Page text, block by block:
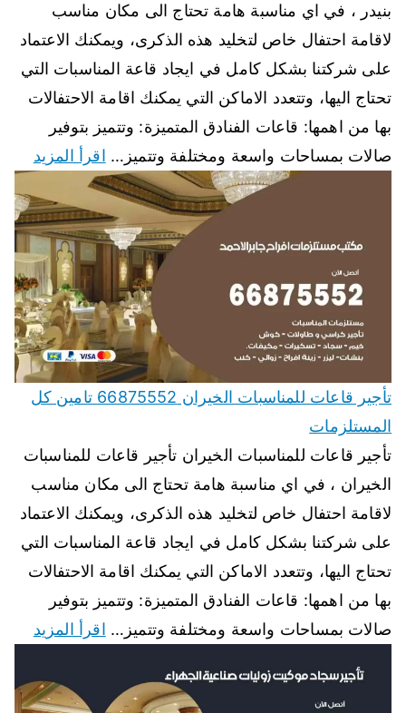
بنيدر ، في اي مناسبة هامة تحتاج الى مكان مناسب
لاقامة احتفال خاص لتخليد هذه الذكرى، ويمكنك الاعتماد
على شركتنا بشكل كامل في ايجاد قاعة المناسبات التي
تحتاج اليها، وتتعدد الاماكن التي يمكنك اقامة الاحتفالات
بها من اهمها: قاعات الفنادق المتميزة: وتتميز بتوفير
صالات بمساحات واسعة ومختلفة وتتميز… اقرأ المزيد
تأجير قاعات للمناسبات الخيران 66875552 تامين كل
المستلزمات
تأجير قاعات للمناسبات الخيران تأجير قاعات للمناسبات
الخيران ، في اي مناسبة هامة تحتاج الى مكان مناسب
لاقامة احتفال خاص لتخليد هذه الذكرى، ويمكنك الاعتماد
على شركتنا بشكل كامل في ايجاد قاعة المناسبات التي
تحتاج اليها، وتتعدد الاماكن التي يمكنك اقامة الاحتفالات
بها من اهمها: قاعات الفنادق المتميزة: وتتميز بتوفير
صالات بمساحات واسعة ومختلفة وتتميز… اقرأ المزيد